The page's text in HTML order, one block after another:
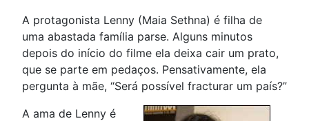
A protagonista Lenny (Maia Sethna) é filha de
uma abastada família parse. Alguns minutos
depois do início do filme ela deixa cair um prato,
que se parte em pedaços. Pensativamente, ela
pergunta à mãe, “Será possível fracturar um país?”
A ama de Lenny é